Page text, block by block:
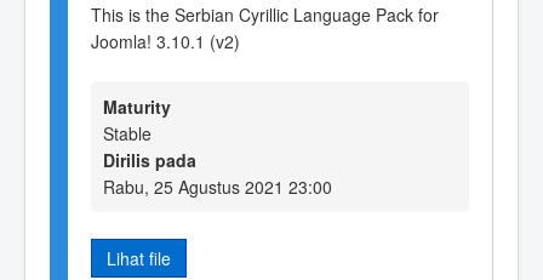
This is the Serbian Cyrillic Language Pack for
Joomla! 3.10.1 (v2)
Maturity
Stable
Dirilis pada
Rabu, 25 Agustus 2021 23:00
Lihat file